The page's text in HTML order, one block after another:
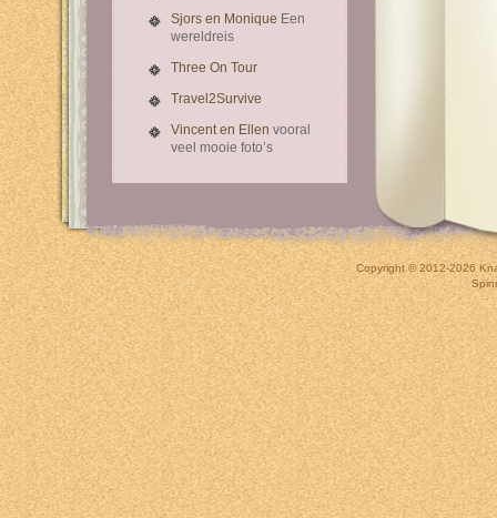
Sjors en Monique Een
wereldreis
Three On Tour
Travel2Survive
Vincent en Ellen vooral
veel mooie foto’s
Copyright © 2012-2026